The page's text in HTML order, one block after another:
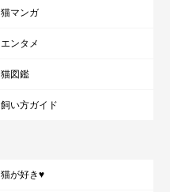
猫マンガ
エンタメ
猫図鑑
飼い方ガイド
猫が好き♥